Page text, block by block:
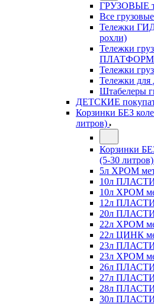
ГРУЗОВЫЕ
Все
Тележки
рохли)
Тележки
Тележки
Тележки
Штабелеры
ДЕТСКИЕ
Корзинки БЕЗ
литров)
Корзинки
(5-30 литров)
5л ХРОМ
10л
10л ХРОМ
12л
20л
22л ХРОМ
22л ЦИНК
23л
23л ХРОМ
26л
27л
28л
30л